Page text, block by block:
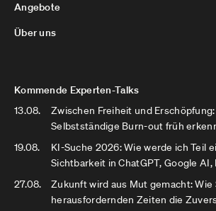
Angebote
Über uns
Kommende Experten-Talks
13.08.
Zwischen Freiheit und Erschöpfung:
Selbstständige Burn-out früh
19.08.
KI-Suche 2026: Wie werde ich Teil
Sichtbarkeit in ChatGPT, Google
27.08.
Zukunft wird aus Mut gemacht: Wie
herausfordernden Zeiten die